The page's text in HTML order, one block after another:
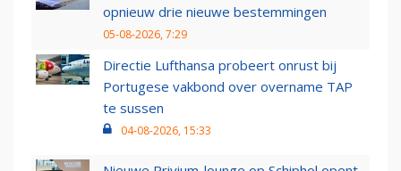
opnieuw drie nieuwe bestemmingen
05-08-2026, 7:29
Directie Lufthansa probeert onrust bij
Portugese vakbond over overname TAP
te sussen
04-08-2026, 15:33